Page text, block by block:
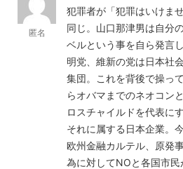
匿名
犯罪者が「犯罪はいけま
同じ。山口那津男は自分
ベルという事を自ら発言
明党、維新の党は日本社
集団。これを背後で操っ
らオバマまでのネオコン
ロスチャイルドを代表に
それに属する日本企業。
欧州金融カルテル、原発
為に対してNOと各国市